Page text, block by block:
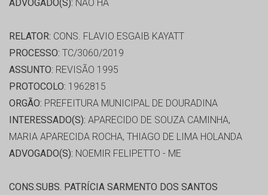
ADVOGADO(S): NÃO HÁ
RELATOR: CONS. FLAVIO ESGAIB KAYATT
PROCESSO: TC/3060/2019
ASSUNTO: REVISÃO 1995
PROTOCOLO: 1962815
ORGÃO: PREFEITURA MUNICIPAL DE DOURADINA
INTERESSADO(S): APARECIDO DE SOUZA CAMINHA,
MARIA APARECIDA ROCHA, THIAGO DE LIMA HOLANDA
ADVOGADO(S): NOEMIR FELIPETTO - ME
CONS.SUBS. PATRÍCIA SARMENTO DOS SANTOS